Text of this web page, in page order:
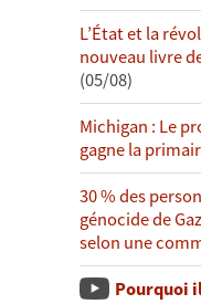
L’État et la
nouveau livre
(05/08)
Michigan : Le
gagne la
30 % des
génocide de
selon une
Pourquoi